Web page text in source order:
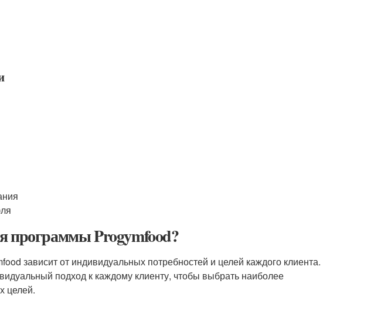
программы Progymfood?
зависит от индивидуальных потребностей и целей каждого клиента.
подход к каждому клиенту, чтобы выбрать наиболее
целей.